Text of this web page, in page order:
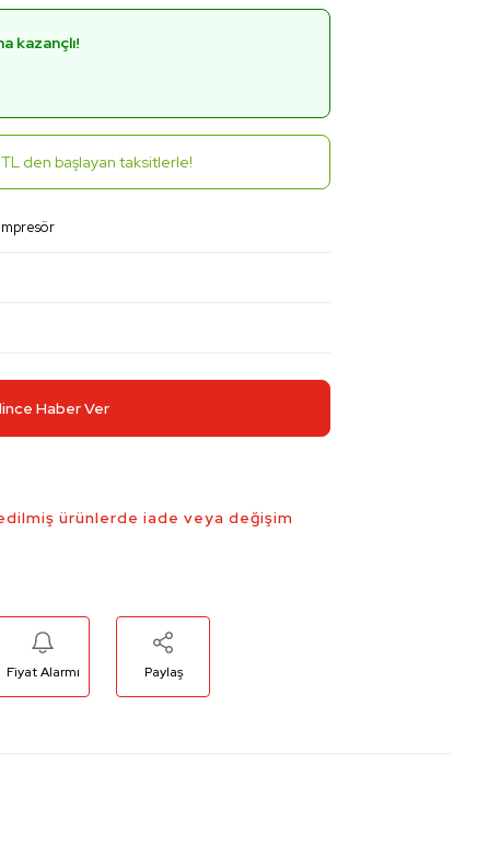
kazançlı!
den başlayan taksitlerle!
Haber Ver
ürünlerde iade veya değişim
Fiyat Alarmı Paylaş